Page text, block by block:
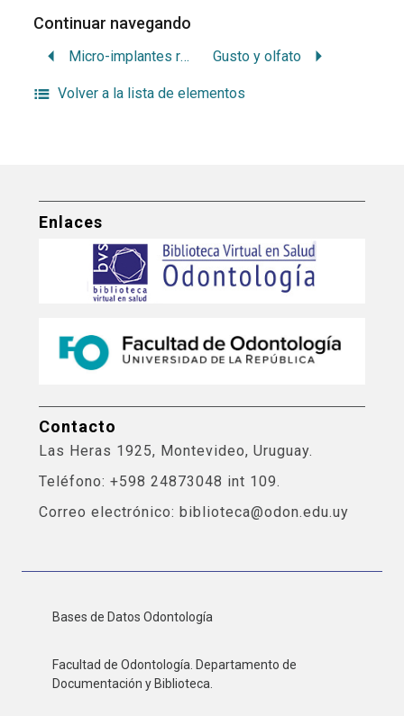
Continuar navegando
Micro-implantes roscados como medio de anclaje en ortodoncia Gusto y olfato
Volver a la lista de elementos
Enlaces
Contacto
Las Heras 1925, Montevideo, Uruguay.
Teléfono: +598 24873048 int 109.
Correo electrónico: biblioteca@odon.edu.uy
Bases de Datos Odontología
Facultad de Odontología. Departamento de
Documentación y Biblioteca.